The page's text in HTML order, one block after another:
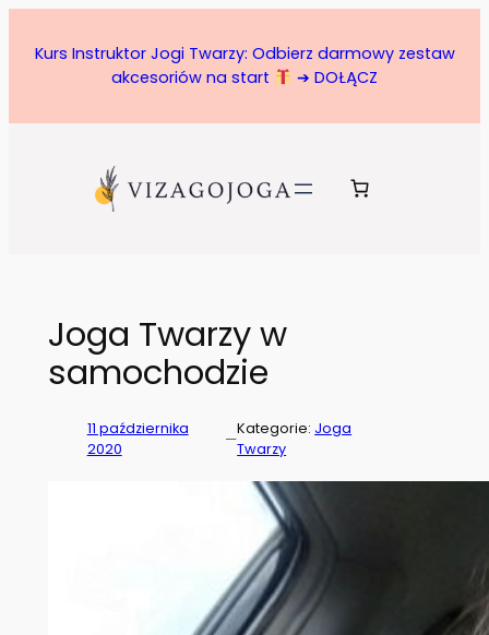
Kurs Instruktor Jogi Twarzy: Odbierz darmowy zestaw
akcesoriów na start
➔ DOŁĄCZ
Joga Twarzy w
samochodzie
11 października
2020
—
Kategorie: Joga
Twarzy